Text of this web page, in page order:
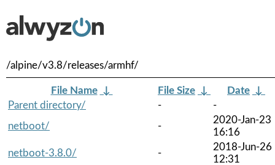
/alpine/v3.8/releases/armhf/
File Name ↓ File Size ↓ Date ↓
Parent directory/
-
-
netboot/
-
2020-Jan-23
16:16
netboot-3.8.0/
-
2018-Jun-26
12:31